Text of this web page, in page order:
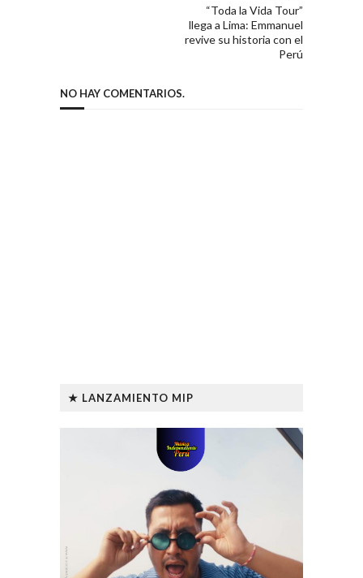
“Toda la Vida Tour”
llega a Lima: Emmanuel
revive su historia con el
Perú
NO HAY COMENTARIOS.
★ LANZAMIENTO MIP